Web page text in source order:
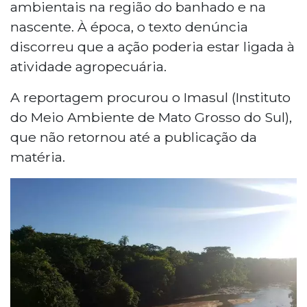
ambientais na região do banhado e na
nascente. À época, o texto denúncia
discorreu que a ação poderia estar ligada à
atividade agropecuária.
A reportagem procurou o Imasul (Instituto
do Meio Ambiente de Mato Grosso do Sul),
que não retornou até a publicação da
matéria.